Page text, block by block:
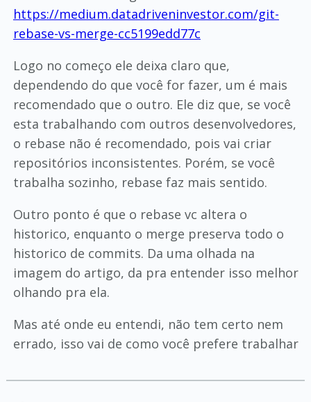
https://medium.datadriveninvestor.com/git-
rebase-vs-merge-cc5199edd77c
Logo no começo ele deixa claro que,
dependendo do que você for fazer, um é mais
recomendado que o outro. Ele diz que, se você
esta trabalhando com outros desenvolvedores,
o rebase não é recomendado, pois vai criar
repositórios inconsistentes. Porém, se você
trabalha sozinho, rebase faz mais sentido.
Outro ponto é que o rebase vc altera o
historico, enquanto o merge preserva todo o
historico de commits. Da uma olhada na
imagem do artigo, da pra entender isso melhor
olhando pra ela.
Mas até onde eu entendi, não tem certo nem
errado, isso vai de como você prefere trabalhar